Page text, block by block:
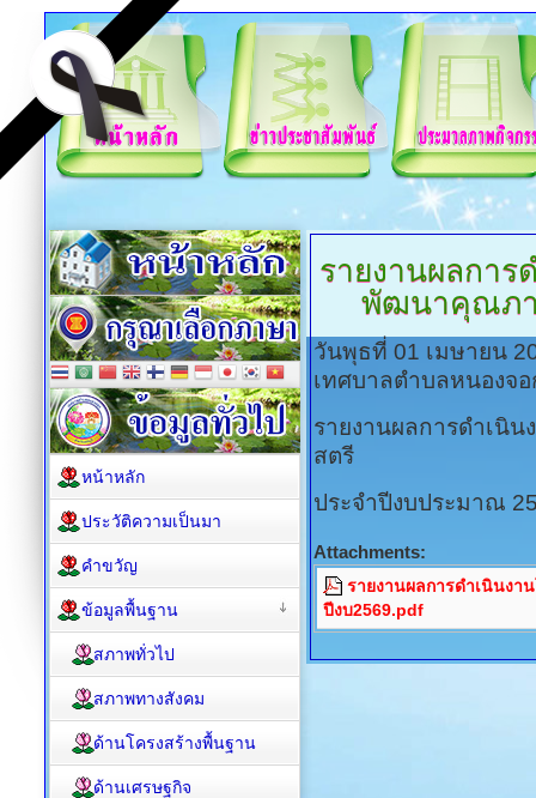
รายงานผลการ
พัฒนาคุณภา
วันพุธที่ 01 เมษายน
เทศบาลตำบลหนองจ
รายงานผลการดำเนิ
สตรี
ประจำปีงบประมาณ
Attachments:
รายงานผลการดำเนินง
ปีงบ2569.pdf
หน้าหลัก
ประวัติความเป็นมา
คำขวัญ
ข้อมูลพื้นฐาน
สภาพทั่วไป
สภาพทางสังคม
ด้านโครงสร้างพื้นฐาน
ด้านเศรษฐกิจ